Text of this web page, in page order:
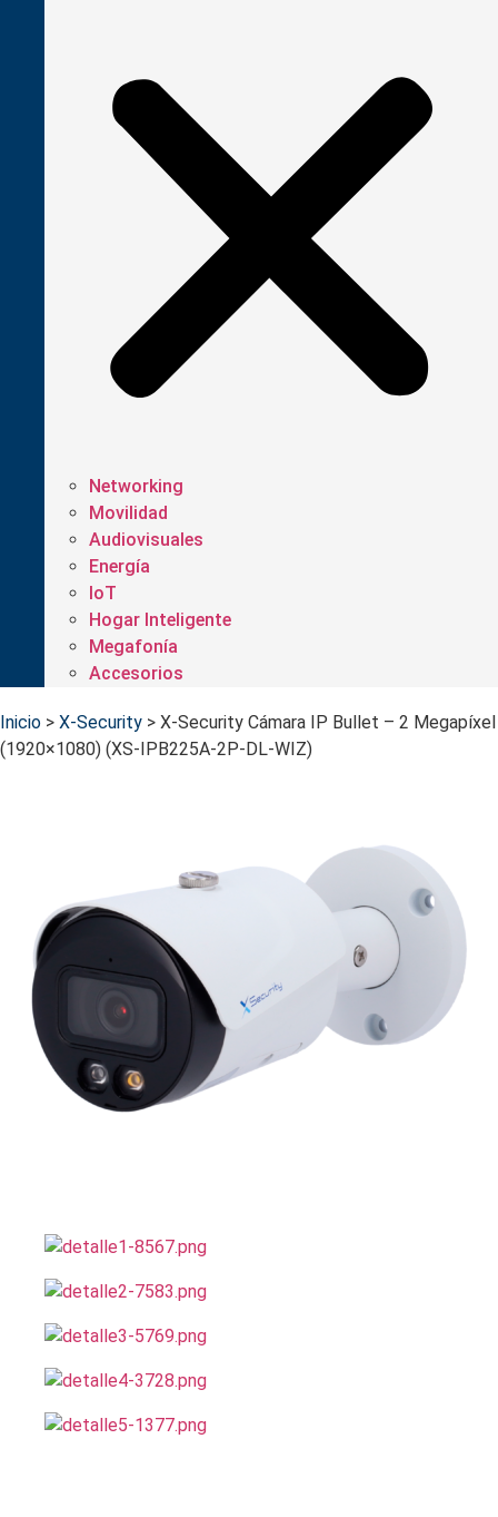
Networking
Movilidad
Audiovisuales
Energía
IoT
Hogar Inteligente
Megafonía
Accesorios
Inicio > X-Security > X-Security Cámara IP Bullet – 2 Megapíxel
(1920×1080) (XS-IPB225A-2P-DL-WIZ)